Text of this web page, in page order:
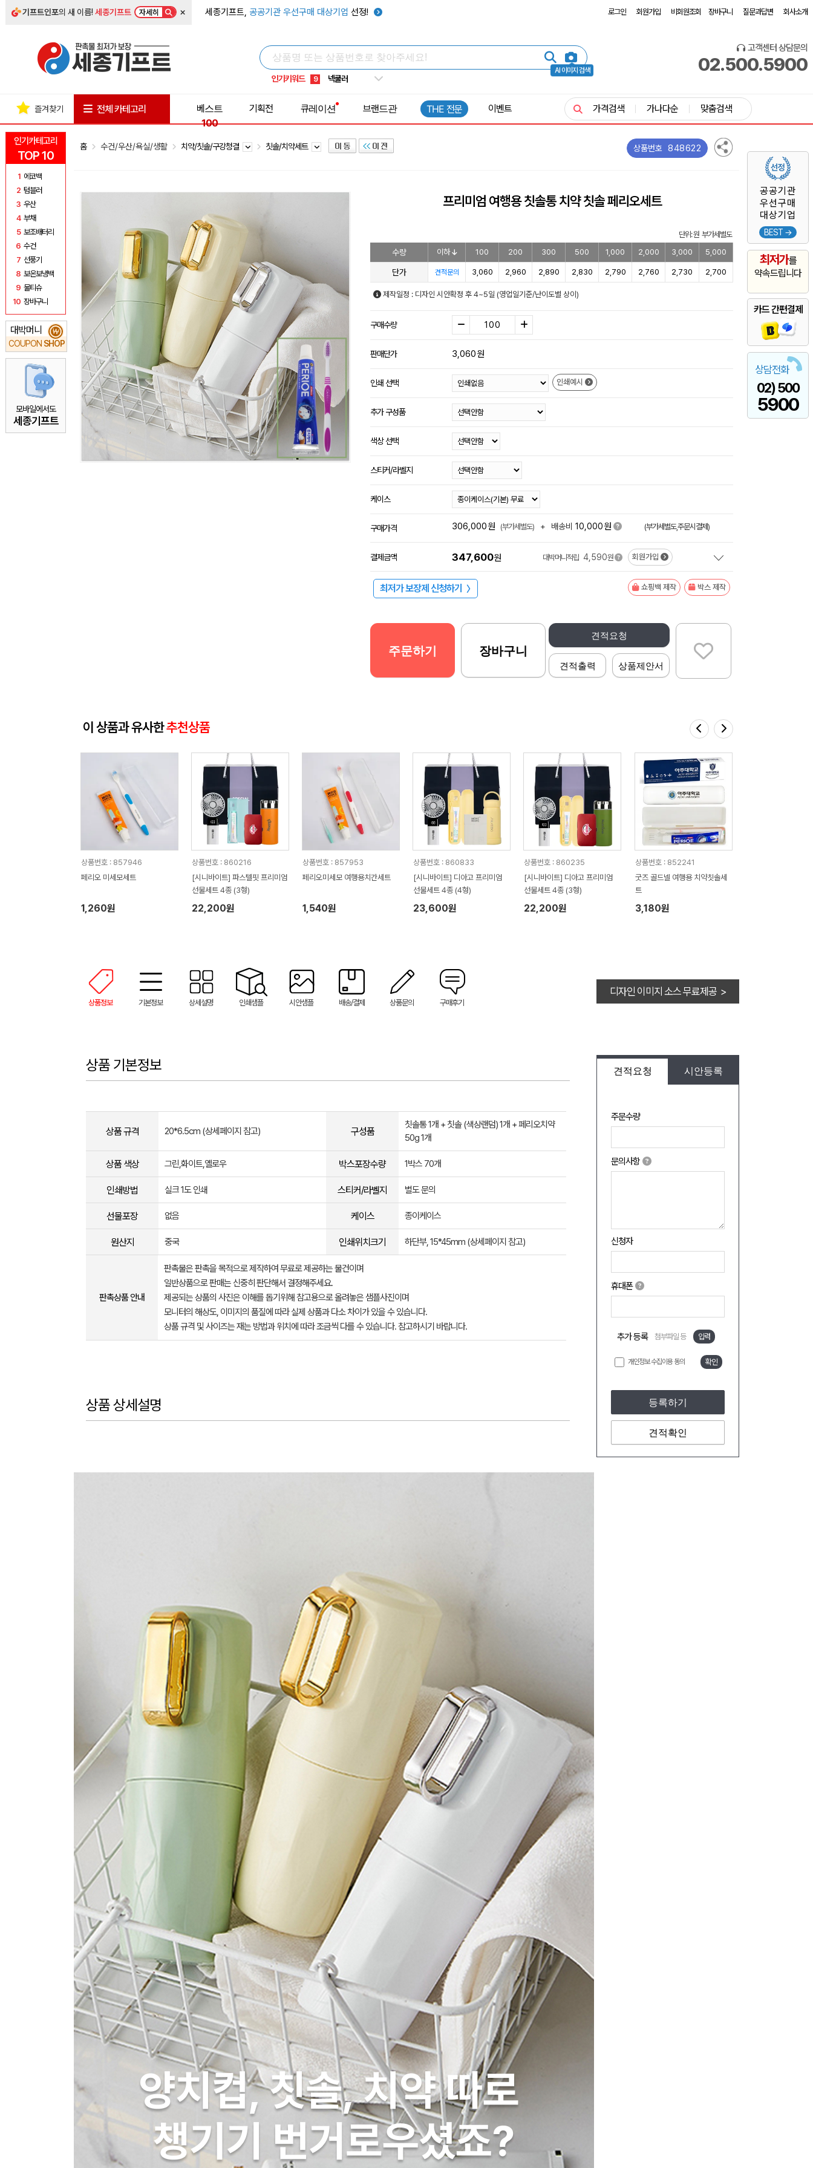
기프트인포의 새 이름!세종기프트 자세히 × 세종기프트, 공공기관 우선구매 대상기업 선정! 로그인 회원가입 비회원조회 장바구니 질문과답변 회사소개
AI 이미지 검색
인기키워드
6 우산
9 넥쿨러
10 타포린가방
고객센터 상담문의
02.500.5900
인기카테고리
TOP 10
1 에코백
2 텀블러
3 우산
4 부채
5 보조배터리
6 수건
7 선풍기
8 보온보냉백
9 물티슈
10 장바구니
대박머니
COUPON SHOP
₩
모바일에서도
세종기프트
공공기관
우선구매
대상기업
BEST →
최저가를
약속드립니다
카드 간편결제
상담전화
02) 500
5900
즐겨찾기 전체 카테고리
베스트
100
기획전 큐레이션 브랜드관 THE 전문 이벤트 가격검색 가나다순 맞춤검색
홈 수건/우산/욕실/생활 치약/칫솔/구강청결 칫솔/치약세트 상품번호 848622
프리미엄 여행용 칫솔통 치약 칫솔 페리오세트
단위: 원 부가세별도
수량 이하 100 200 300 500 1,000 2,000 3,000 5,000
단가 견적문의 3,060 2,960 2,890 2,830 2,790 2,760 2,730 2,700
제작일정 : 디자인 시안확정 후 4~5일 (영업일기준/난이도별 상이)
구매수량
판매단가 3,060원
인쇄 선택 인쇄예시
추가 구성품
색상 선택
스티커/라벨지
케이스
구매가격 306,000원 (부가세별도) + 배송비 10,000원 (부가세별도,주문시결제)
결제금액 347,600원 대박머니적립 4,590원 회원가입
최저가 보장제 신청하기 〉 쇼핑백 제작 박스 제작
견적요청
견적출력 상품제안서
주문하기 장바구니
이 상품과 유사한추천상품
상품번호 : 857946
페리오 미세모세트
1,260원
상품번호 : 860216
[시니바이트] 파스텔핏 프리미엄
선물세트 4종 (3형)
22,200원
상품번호 : 857953
페리오미세모 여행용치간세트
1,540원
상품번호 : 860833
[시니바이트] 디아고 프리미엄
선물세트 4종 (4형)
23,600원
상품번호 : 860235
[시니바이트] 디아고 프리미엄
선물세트 4종 (3형)
22,200원
상품번호 : 852241
굿즈 골드넬 여행용 치약칫솔세
트
3,180원
상품정보 기본정보 상세설명 인쇄샘플 시안샘플 배송/결제 상품문의 구매후기
디자인 이미지 소스 무료제공 >
견적요청 시안등록
주문수량
문의사항
신청자
휴대폰
추가 등록 첨부파일 등 입력
개인정보 수집이용 동의 확인
등록하기
견적확인
상품 기본정보
상품 규격 20*6.5cm (상세페이지 참고) 구성품
칫솔통 1개 + 칫솔 (색상랜덤) 1개 + 페리오치약
50g 1개
상품 색상 그린,화이트,옐로우 박스포장수량 1박스 70개
인쇄방법 실크 1도 인쇄 스티커/라벨지 별도 문의
선물포장 없음 케이스 종이케이스
원산지 중국 인쇄위치크기 하단부, 15*45mm (상세페이지 참고)
판촉상품 안내
판촉물은 판촉을 목적으로 제작하여 무료로 제공하는 물건이며
일반상품으로 판매는 신중히 판단해서 결정해주세요.
제공되는 상품의 사진은 이해를 돕기위해 참고용으로 올려놓은 샘플사진이며
모니터의 해상도, 이미지의 품질에 따라 실제 상품과 다소 차이가 있을 수 있습니다.
상품 규격 및 사이즈는 재는 방법과 위치에 따라 조금씩 다를 수 있습니다. 참고하시기 바랍니다.
상품 상세설명